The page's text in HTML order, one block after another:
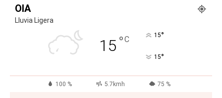
OIA
Lluvia Ligera
15 °C 15°
15°
100 % 5.7kmh 75 %